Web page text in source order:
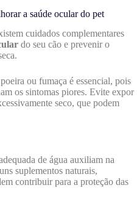
a saúde ocular do pet
cuidados complementares
do seu cão e prevenir o
ou fumaça é essencial, pois
os sintomas piores. Evite expor
seco, que podem
de água auxiliam na
suplementos naturais,
contribuir para a proteção das